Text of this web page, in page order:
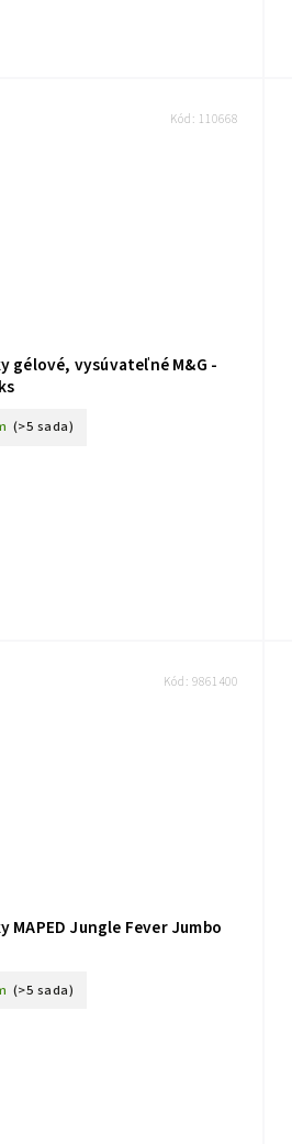
gélové, vysúvateľné M&G -
(>5 sada)
Kód: 110668
MAPED Jungle Fever Jumbo
(>5 sada)
Kód: 9861400